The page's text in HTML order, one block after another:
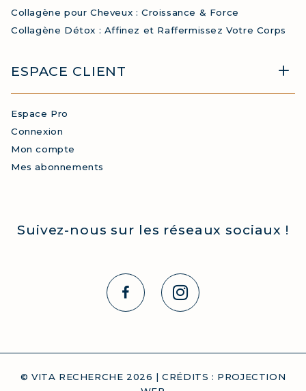
Collagène pour Cheveux : Croissance & Force
Collagène Détox : Affinez et Raffermissez Votre Corps
ESPACE CLIENT
Espace Pro
Connexion
Mon compte
Mes abonnements
Suivez-nous sur les réseaux sociaux !
© VITA RECHERCHE 2026 | CRÉDITS : PROJECTION